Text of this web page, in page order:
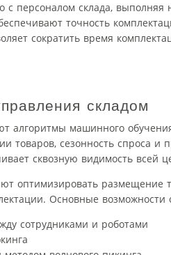
с персоналом склада,
точность
сократить время
складом
алгоритмы машинного
товаров, сезонность спроса и
сквозную видимость всей
оптимизировать размещение
Основные
сотрудниками и роботами